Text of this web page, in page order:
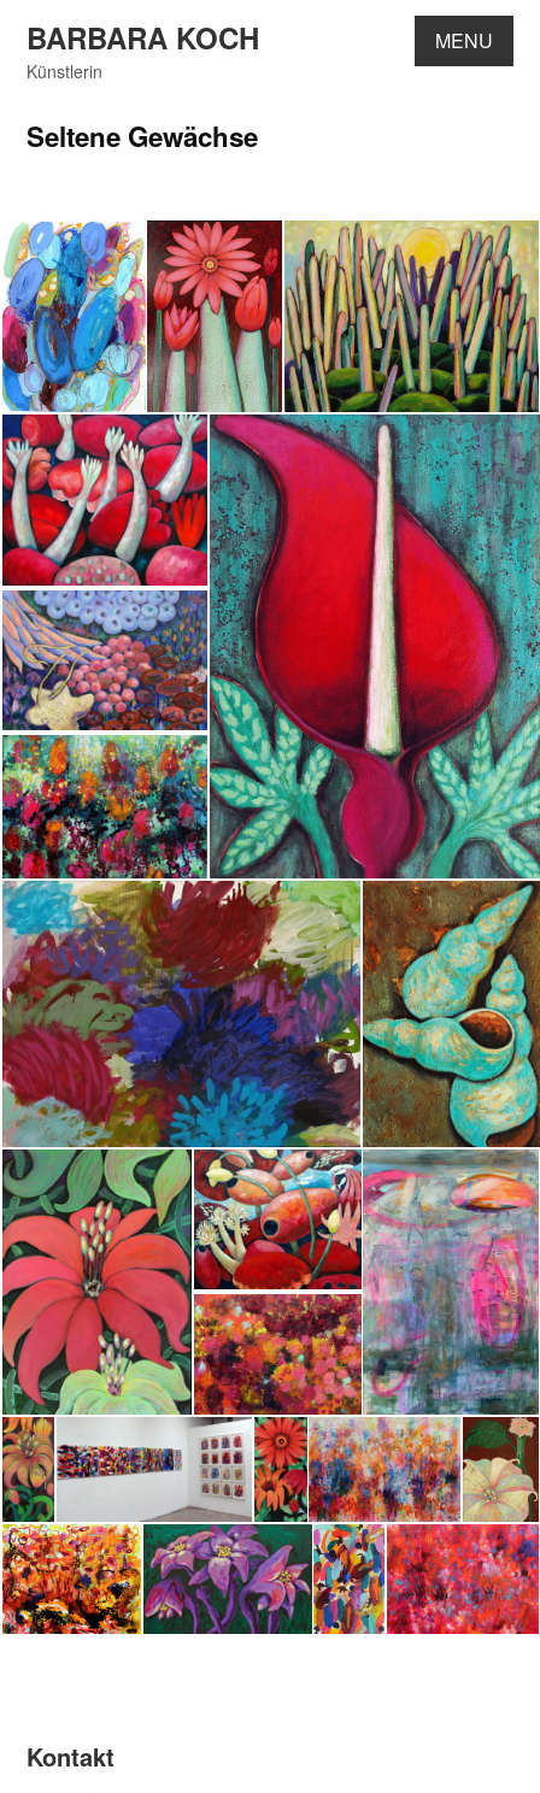
content
BARBARA KOCH
Künstlerin
MENU
Seltene Gewächse
Kontakt